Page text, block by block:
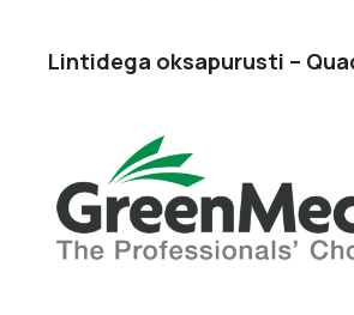
Lintidega oksapurusti –